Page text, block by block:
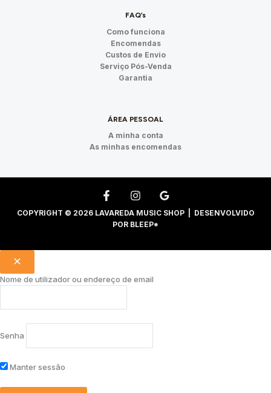
FAQ’s
Como funciona
Encomendas
Custos de Envio
Serviço Pós-Venda
Garantia
ÁREA PESSOAL
A minha conta
As minhas encomendas
COPYRIGHT © 2026 LAVAREDA MUSIC SHOP | DESENVOLVIDO
POR BLEEP*
Nome de utilizador ou endereço de email
Senha
Manter sessão